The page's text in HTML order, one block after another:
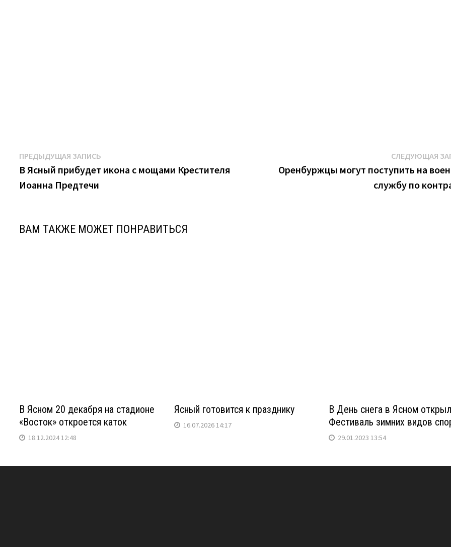
Навигация
по
записям
ПРЕДЫДУЩАЯ ЗАПИСЬ
запись:
В Ясный прибудет икона с мощами Крестителя
Иоанна Предтечи
СЛЕДУЮЩАЯ
Оренбуржцы могут поступить на
службу по
ВАМ ТАКЖЕ МОЖЕТ ПОНРАВИТЬСЯ
В Ясном 20 декабря на стадионе
«Восток» откроется каток
18.12.2024 12:48
Ясный готовится к празднику
16.07.2026 14:17
В День снега в Ясном
Фестиваль зимних видов
29.01.2023 13:54